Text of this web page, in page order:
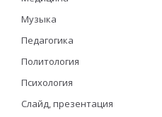
Музыка
Педагогика
Политология
Психология
Слайд, презентация